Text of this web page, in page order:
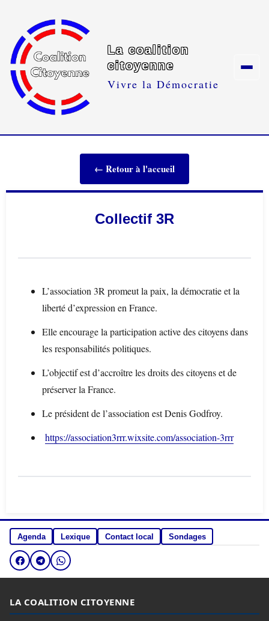
La coalition
citoyenne
Vivre la Démocratie
← Retour à l'accueil
Collectif 3R
L’association 3R promeut la paix, la démocratie et la
liberté d’expression en France.
Elle encourage la participation active des citoyens dans
les responsabilités politiques.
L’objectif est d’accroître les droits des citoyens et de
préserver la France.
Le président de l’association est Denis Godfroy.
https://association3rrr.wixsite.com/association-3rrr
Agenda Lexique Contact local Sondages
LA COALITION CITOYENNE